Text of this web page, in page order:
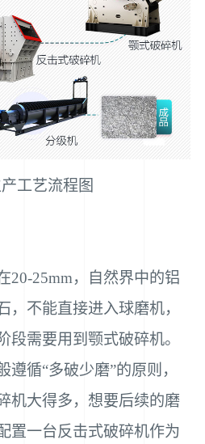
工艺流程图
20-25mm，自然界中的铝
，不能直接进入球磨机，
段需要用到颚式破碎机。
循“多破少磨”的原则，
机大得多，想要后续的磨
置一台反击式破碎机作为